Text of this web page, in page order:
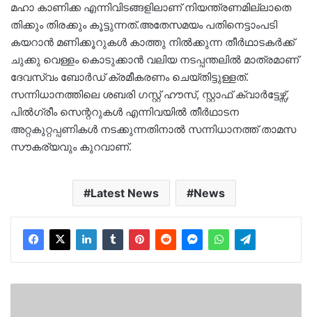
മഹാ കാണിക്ക എന്നിവിടങ്ങളിലാണ് നിയന്ത്രണമില്ലാതെ
തിക്കും തിരക്കും കൂട്ടുന്നത്.അതേസമയം പതിനെട്ടാംപടി
കയറാൻ മണിക്കൂറുകൾ കാത്തു നിൽക്കുന്ന തീർഥാടകർക്ക്
ചുക്കു വെള്ളം കൊടുക്കാൻ വലിയ നടപ്പന്തലിൽ മാത്രമാണ്
ദേവസ്വം ബോർഡ് ക്രമീകരണം ചെയ്തിട്ടുള്ളത്.
സന്നിധാനത്തിലെ ശബരി ഗസ്റ്റ് ഹൗസ്, സ്റ്റാഫ് ക്വാർട്ടേഴ്സ്,
പിൽഗ്രീം സെന്ററുകൾ എന്നിവയിൽ തീർഥാടന
അറ്റകുറ്റപ്പണികൾ നടക്കുന്നതിനാൽ സന്നിധാനത്ത് താമസ
സൗകര്യവും കുറവാണ്.
Latest News News